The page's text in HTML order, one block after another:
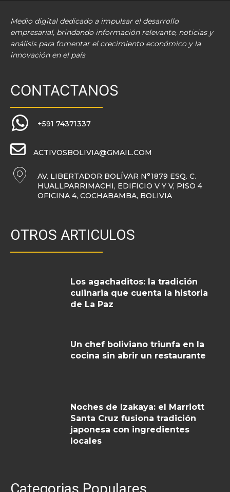
Medio digital dedicado a impulsar el desarrollo
empresarial, brindando información relevante, noticias y
análisis para fomentar el crecimiento económico y la
innovación en el país
CONTACTANOS
+591 74371337
ACTIVOSBOLIVIA@GMAIL.COM
AV. LIBERTADOR BOLÍVAR N°1879 ESQ. C.
HUALLPARRIMACHI, EDIFICIO V Y V, PISO 4
OFICINA 4, COCHABAMBA, BOLIVIA
OTROS ARTICULOS
Los agachaditos: la tradición
culinaria que cuenta la historia
de La Paz
Un chef boliviano triunfa en la
cocina sin abrir un restaurante
Noches de Izakaya: el Marriott
Santa Cruz fusiona tradición
japonesa con ingredientes
locales